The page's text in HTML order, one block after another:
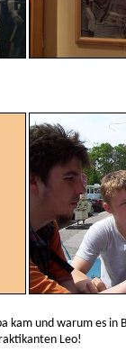
kam und warum es in
Leo!